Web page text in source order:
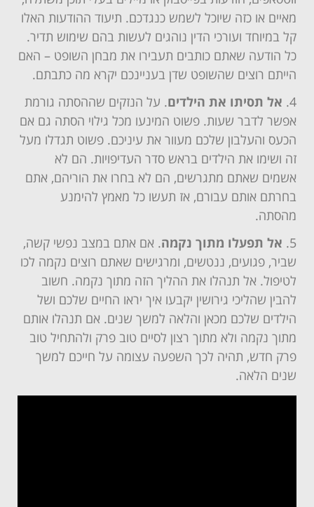
מאיים או כזה שיוכל לשמש כנגדכם. תיעוד ההודעות האלו
קל במיוחד ועורכי הדין נוהגים לעשות בהם שימוש תדיר.
כל הודעה שאתם כותבים תעבירו את מבחן השופט – האם
הייתם רוצים שהשופט שדן בעניינכם יקרא מה כתבתם.
אל תסיתו את הילדים. על הנזקים שההסתה גורמת
אפשר לדבר שעות. פשוט המינעו מכל גילוי הסתה גם אם
הכעס והעלבון שלכם מעוור את עיניכם. פשוט תגדלו מעל
זה ושימו את הילדים בראש סדר העדיפויות. הם לא
אשמים שאתם מתגרשים, הם לא בחרו את הוריהם, אתם
בחרתם אותם עבורם, אז תעשו כל מאמץ להימנע
מהסתה.
אל תפעלו מתוך נקמה. אם אתם במצב נפשי קשה,
שביר, פגועים, ננטשים, ומרגישים שאתם רוצים נקמה לכו
לטיפול. אל תנהלו את ההליך הזה מתוך נקמה. חשוב
להבין שהליכי גירושין יקבעו איך יראו החיים שלכם ושל
הילדים שלכם מכאן והלאה למשך שנים. אם תנהלו אותם
מתוך נקמה ולא מתוך רצון לסיים טוב פרק ולהתחיל טוב
פרק חדש, תהיה לכך השפעה עצומה על חייכם למשך
שנים הלאה.